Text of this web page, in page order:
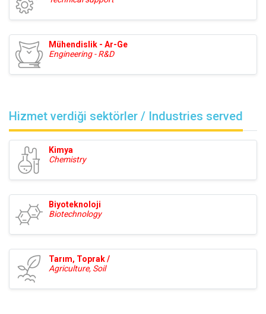
Mühendislik - Ar-Ge
Engineering - R&D
Hizmet verdiği sektörler / Industries served
Kimya
Chemistry
Biyoteknoloji
Biotechnology
Tarım, Toprak /
Agriculture, Soil